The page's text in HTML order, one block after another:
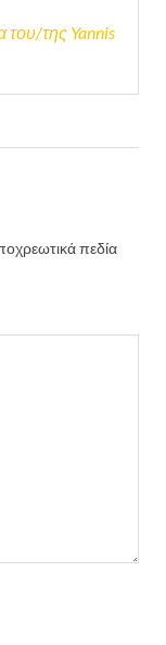
του/της Yannis
πεδία